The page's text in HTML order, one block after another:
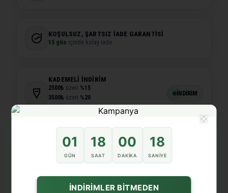
KOŞULSUZ, ŞARTSIZ İADE GARANTISI
15 gün içinde kolay iade.
KADEMELI İNDIRIM
2500₺ üzeri %15
3500₺ üzeri %20
5000₺üzeri%30
İNDİRİM
★★★★★ Müşteri Deneyimleri
×
01
GÜN
18
SAAT
00
DAKIKA
18
SANIYE
İNDİRİMLER BİTMEDEN